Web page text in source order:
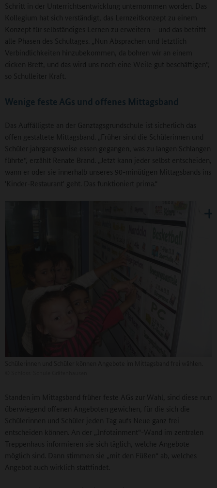
Schritt in der Unterrichtsentwicklung unternommen worden. Das
Kollegium hat sich verständigt, das Lernzeitkonzept zu einem
Konzept für selbständiges Lernen zu erweitern – und das betrifft
alle Phasen des Schultages. „Nun Absprachen und letztlich
Verbindlichkeiten hinzubekommen, da bohren wir an einem
dicken Brett, und das wird uns noch eine Weile gut beschäftigen“,
so Schulleiter Kraft.
Wenige feste AGs und offenes Mittagsband
Das Auffälligste an der Ganztagsgrundschule ist sicherlich das
offen gestaltete Mittagsband. „Früher sind die Schülerinnen und
Schüler jahrgangsweise essen gegangen, was zu langen Schlangen
führte“, erzählt Renate Brand. „Jetzt kann jeder selbst entscheiden,
wann er oder sie innerhalb unseres 90-minütigen Mittagsbands ins
'Kinder-Restaurant' geht. Das funktioniert prima.“
Standen im Mittagsband früher feste AGs zur Wahl, sind diese nun
überwiegend offenen Angeboten gewichen, für die sich die
Schülerinnen und Schüler jeden Tag aufs Neue ganz frei
entscheiden können. An der „Infotainment“-Wand im zentralen
Treppenhaus informieren sie sich täglich, welche Angebote
möglich sind. Dann stimmen sie „mit den Füßen“ ab, welches
Angebot auch wirklich stattfindet.